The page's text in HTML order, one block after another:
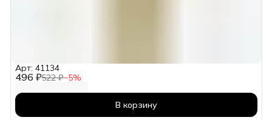
496 ₽522 ₽−5%
Арт: 41134
В корзину